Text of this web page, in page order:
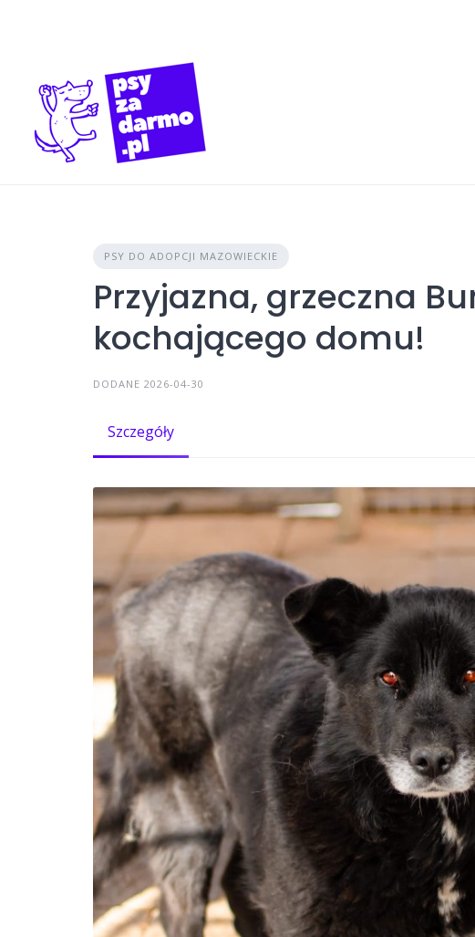
PSY DO ADOPCJI MAZOWIECKIE
Przyjazna, grzeczna
kochającego domu!
DODANE 2026-04-30
Szczegóły